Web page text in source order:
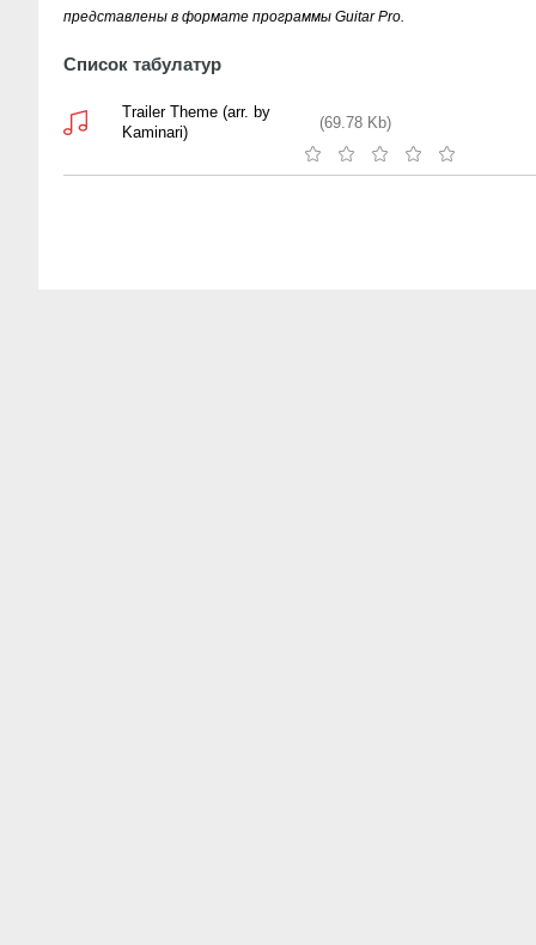
представлены в формате программы Guitar Pro.
Список табулатур
Trailer Theme (arr. by
Kaminari)
(69.78 Kb)